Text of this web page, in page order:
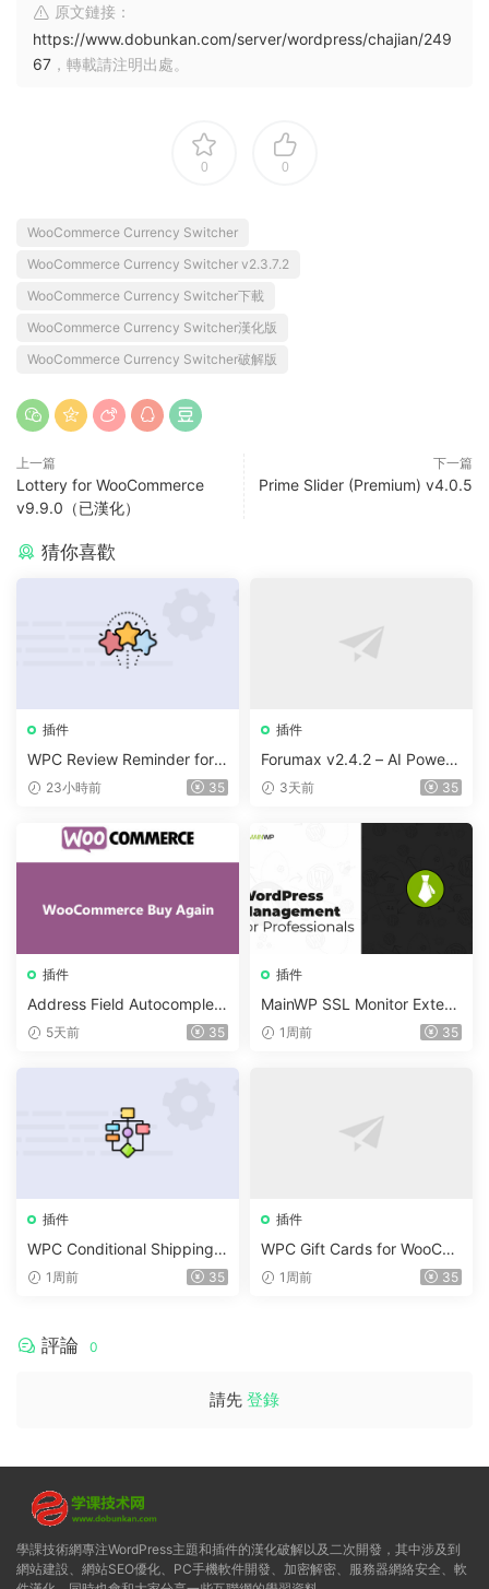
原文鏈接：
https://www.dobunkan.com/server/wordpress/chajian/249
67 ，轉載請注明出處。
0 0
WooCommerce Currency Switcher
WooCommerce Currency Switcher v2.3.7.2
WooCommerce Currency Switcher下載
WooCommerce Currency Switcher漢化版
WooCommerce Currency Switcher破解版
上一篇
Lottery for WooCommerce
v9.9.0（已漢化）
下一篇
Prime Slider (Premium) v4.0.5
猜你喜歡
插件
WPC Review Reminder for
WooCommerce v1.0.4
23小時前 35
插件
Forumax v2.4.2 – AI Powere
d Advanced Community For
3天前 35
插件
Address Field Autocomplete
For WooCommerce v1.3.2
5天前 35
插件
MainWP SSL Monitor Extens
ion v5.2
1周前 35
插件
WPC Conditional Shipping &
Payments (Premium) v1.0.2
1周前 35
插件
WPC Gift Cards for WooCo
mmerce (Premium) v1.0.2
1周前 35
評論 0
請先 登錄
學課技術網專注WordPress主題和插件的漢化破解以及二次開發，其中涉及到
網站建設、網站SEO優化、PC手機軟件開發、加密解密、服務器網絡安全、軟